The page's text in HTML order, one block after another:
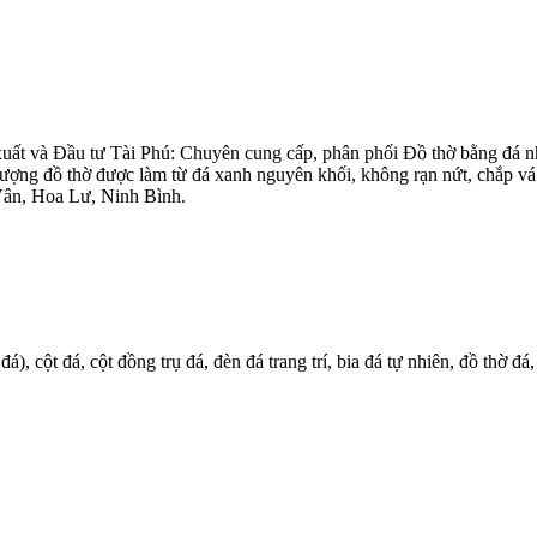
và Đầu tư Tài Phú: Chuyên cung cấp, phân phối Đồ thờ bằng
đồ thờ được làm từ đá xanh nguyên khối, không rạn nứt, chắp
Hoa Lư, Ninh Bình.
cột đá, cột đồng trụ đá, đèn đá trang trí, bia đá tự nhiên, đồ thờ